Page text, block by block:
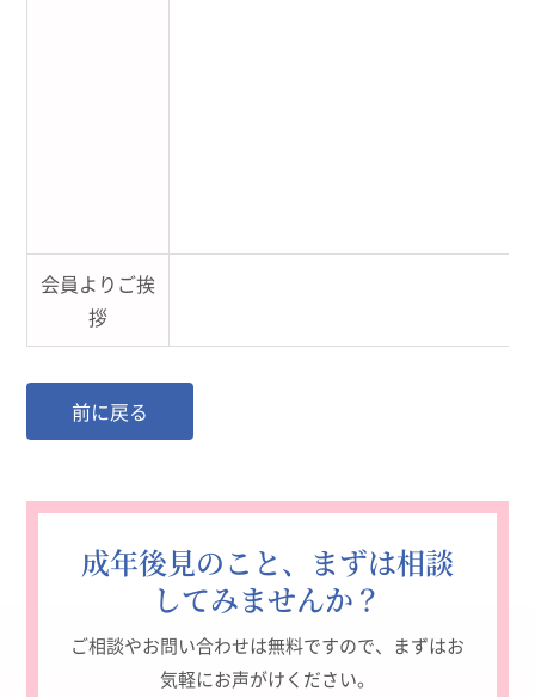
会員よりご挨
拶
前に戻る
成年後見のこと、まずは相談
してみませんか？
ご相談やお問い合わせは無料ですので、まずはお
気軽にお声がけください。